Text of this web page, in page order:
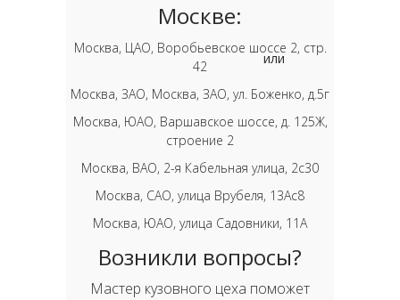
Москве:
Москва, ЦАО, Воробьевское шоссе 2, стр.
42
Москва, ЗАО, Москва, ЗАО, ул. Боженко, д.5г
Москва, ЮАО, Варшавское шоссе, д. 125Ж,
строение 2
Москва, ВАО, 2-я Кабельная улица, 2с30
Москва, САО, улица Врубеля, 13Ас8
Москва, ЮАО, улица Садовники, 11А
Возникли вопросы?
Мастер кузовного цеха поможет
или